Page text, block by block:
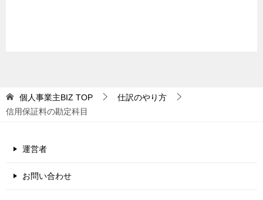
個人事業主BIZ TOP
仕訳のやり方
信用保証料の勘定科目
運営者
お問い合わせ